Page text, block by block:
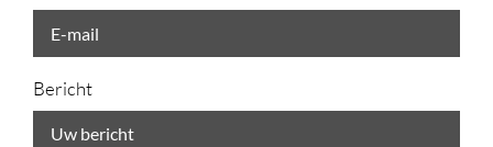
Bericht